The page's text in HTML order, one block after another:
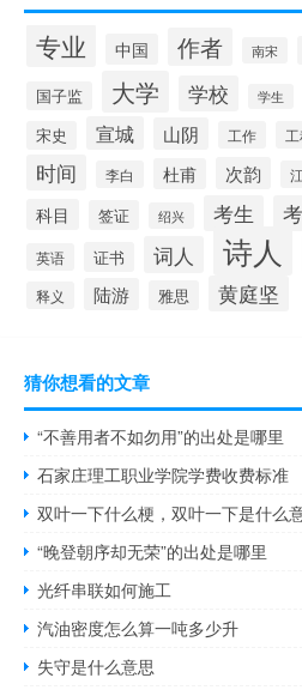
专业 中国 作者 南宋
国子监 大学 学校 学生
宋史 宣城 山阴 工作
时间 李白 杜甫 次韵
科目 签证 绍兴 考生
英语 证书 词人 诗人
释义 陆游 雅思 黄庭坚
猜你想看的文章
“不善用者不如勿用”的出处是哪里
石家庄理工职业学院学费收费标准
双叶一下什么梗，双叶一下是什么
“晚登朝序却无荣”的出处是哪里
光纤串联如何施工
汽油密度怎么算一吨多少升
失守是什么意思